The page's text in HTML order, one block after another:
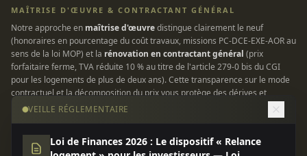
MAÎTRISE D'ŒUVRE & CONTRACTANT GÉNÉRAL
Notre approche en maîtrise d'œuvredistingue clairement le neuf
(honoraires en pourcentage du coût travaux, missions PC-DCE-EXE-AOR au
sens de la loi MOP) et la rénovation en contractant général (prix
forfaitaire ferme, TVA réduite 10 % au titre de l'article 279-0 bis du CGI
pour les logements de plus de deux ans). Cette transparence sur le mode
contractuel et la décomposition du prix vous protège des dérives et
garantit une enveloppe maîtrisée. Tous nos chantiers sont couverts par
VEILLE RÉGLEMENTAIRE
Loi de Finances 2026 : Le dispositif « Relance